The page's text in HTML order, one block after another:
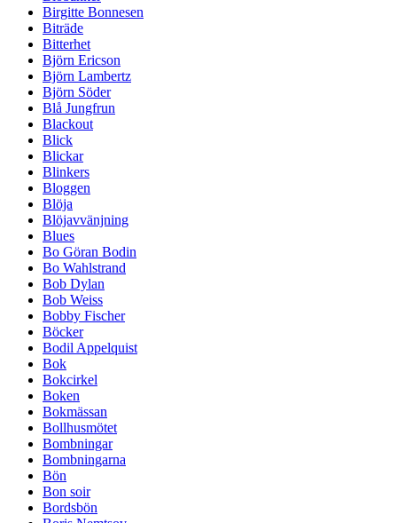
Birgitte Bonnesen
Biträde
Bitterhet
Björn Ericson
Björn Lambertz
Björn Söder
Blå Jungfrun
Blackout
Blick
Blickar
Blinkers
Bloggen
Blöja
Blöjavvänjning
Blues
Bo Göran Bodin
Bo Wahlstrand
Bob Dylan
Bob Weiss
Bobby Fischer
Böcker
Bodil Appelquist
Bok
Bokcirkel
Boken
Bokmässan
Bollhusmötet
Bombningar
Bombningarna
Bön
Bon soir
Bordsbön